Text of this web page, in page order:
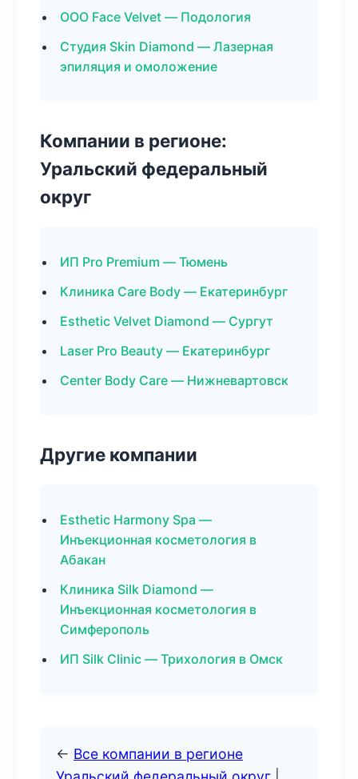
ООО Face Velvet — Подология
Студия Skin Diamond — Лазерная
эпиляция и омоложение
Компании в регионе:
Уральский федеральный
округ
ИП Pro Premium — Тюмень
Клиника Care Body — Екатеринбург
Esthetic Velvet Diamond — Сургут
Laser Pro Beauty — Екатеринбург
Center Body Care — Нижневартовск
Другие компании
Esthetic Harmony Spa —
Инъекционная косметология в
Абакан
Клиника Silk Diamond —
Инъекционная косметология в
Симферополь
ИП Silk Clinic — Трихология в Омск
← Все компании в регионе